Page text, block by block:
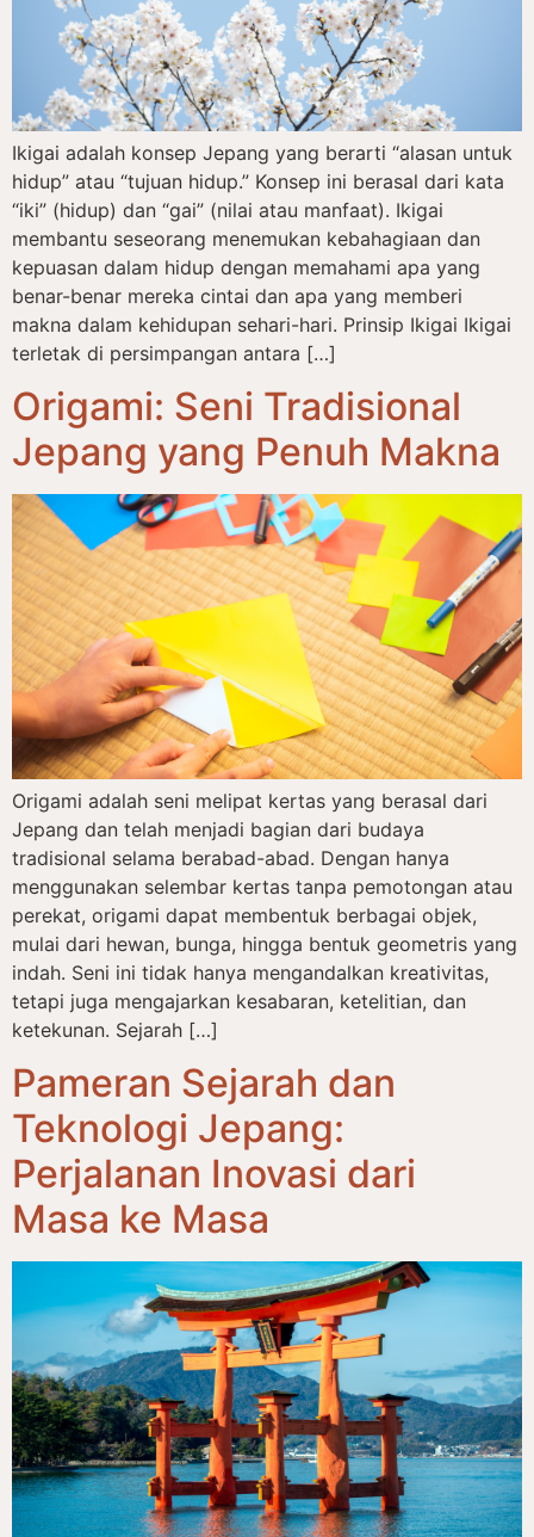
Ikigai adalah konsep Jepang yang berarti “alasan untuk
hidup” atau “tujuan hidup.” Konsep ini berasal dari kata
“iki” (hidup) dan “gai” (nilai atau manfaat). Ikigai
membantu seseorang menemukan kebahagiaan dan
kepuasan dalam hidup dengan memahami apa yang
benar-benar mereka cintai dan apa yang memberi
makna dalam kehidupan sehari-hari. Prinsip Ikigai Ikigai
terletak di persimpangan antara […]
Origami: Seni Tradisional
Jepang yang Penuh Makna
Origami adalah seni melipat kertas yang berasal dari
Jepang dan telah menjadi bagian dari budaya
tradisional selama berabad-abad. Dengan hanya
menggunakan selembar kertas tanpa pemotongan atau
perekat, origami dapat membentuk berbagai objek,
mulai dari hewan, bunga, hingga bentuk geometris yang
indah. Seni ini tidak hanya mengandalkan kreativitas,
tetapi juga mengajarkan kesabaran, ketelitian, dan
ketekunan. Sejarah […]
Pameran Sejarah dan
Teknologi Jepang:
Perjalanan Inovasi dari
Masa ke Masa